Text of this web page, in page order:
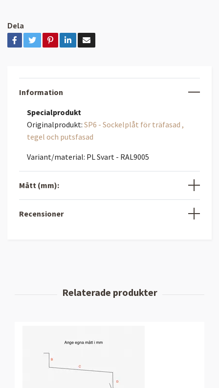
Dela
Information
Specialprodukt
Originalprodukt: SP6 - Sockelplåt för träfasad ,
tegel och putsfasad
Variant/material: PL Svart - RAL9005
Mått (mm):
Recensioner